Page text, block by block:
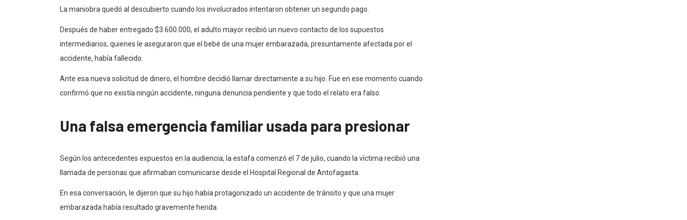
La maniobra quedó al descubierto cuando los involucrados intentaron obtener un segundo pago.
Después de haber entregado $3.600.000, el adulto mayor recibió un nuevo contacto de los supuestos
intermediarios, quienes le aseguraron que el bebé de una mujer embarazada, presuntamente afectada por el
accidente, había fallecido.
Ante esa nueva solicitud de dinero, el hombre decidió llamar directamente a su hijo. Fue en ese momento cuando
confirmó que no existía ningún accidente, ninguna denuncia pendiente y que todo el relato era falso.
Una falsa emergencia familiar usada para presionar
Según los antecedentes expuestos en la audiencia, la estafa comenzó el 7 de julio, cuando la víctima recibió una
llamada de personas que afirmaban comunicarse desde el Hospital Regional de Antofagasta.
En esa conversación, le dijeron que su hijo había protagonizado un accidente de tránsito y que una mujer
embarazada había resultado gravemente herida.